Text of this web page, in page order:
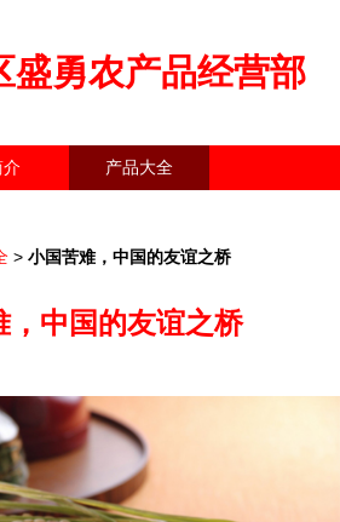
盛勇农产品经营部
介 产品大全
> 小国苦难，中国的友谊之桥
，中国的友谊之桥